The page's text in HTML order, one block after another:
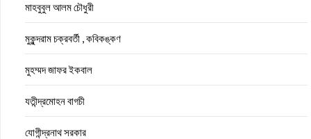
মাহবুবুল আলম চৌধুরী
মুকুন্দরাম চক্রবর্তী , কবিকঙ্কণ
মুহম্মদ জাফর ইকবাল
যতীন্দ্রমোহন বাগচী
যোগীন্দ্রনাথ সরকার